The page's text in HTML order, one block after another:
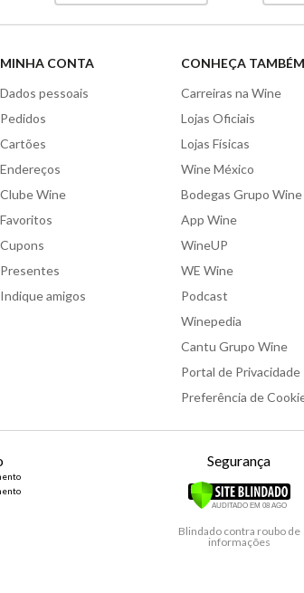
MINHA CONTA
Dados pessoais
Pedidos
Cartões
Endereços
Clube Wine
Favoritos
Cupons
Presentes
Indique amigos
CONHEÇA TAMBÉM
Carreiras na Wine
Lojas Oficiais
Lojas Físicas
Wine México
Bodegas Grupo Wine
App Wine
WineUP
WE Wine
Podcast
Winepedia
Cantu Grupo Wine
Portal de Privacidade
Preferência de
Segurança
Blindado contra roubo de
informações